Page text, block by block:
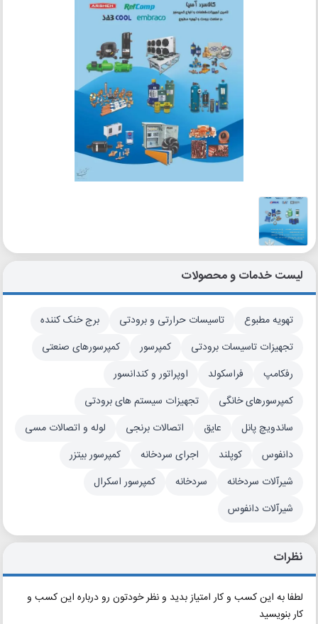
لیست خدمات و محصولات
تهویه مطبوع تاسیسات حرارتی و برودتی
برج خنک کننده
تجهیزات تاسیسات برودتی
کمپرسور
کمپرسورهای صنعتی
رفکامپ
فراسکولد
اوپراتور و کندانسور
کمپرسورهای خانگی
تجهیزات سیستم های برودتی
ساندویچ پانل
عایق اتصالات برنجی
لوله و اتصالات مسی
دانفوس
کوپلند اجرای سردخانه
کمپرسور بیتزر
شیرآلات سردخانه
سردخانه
کمپرسور اسکرال
شیرآلات دانفوس
نظرات
لطفا به این کسب و کار امتیاز بدید و نظر خودتون رو درباره این کسب و
کار بنویسید